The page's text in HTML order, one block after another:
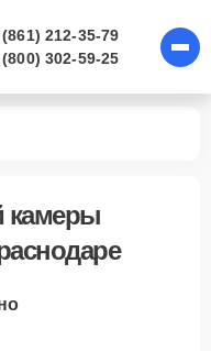
(861) 212-35-79
(800) 302-59-25
камеры